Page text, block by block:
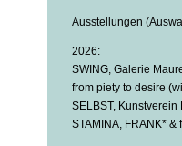
Ausstellungen
2026:
SWING, Galerie
from piety to desire
SELBST, Kunstverein
STAMINA, FRANK* &